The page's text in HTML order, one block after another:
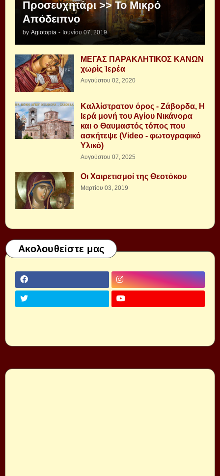
Προσευχητάρι >> Το Μικρό
Απόδειπνο
by Agiotopia - Ιουνίου 07, 2019
ΜΕΓΑΣ ΠΑΡΑΚΛΗΤΙΚΟΣ ΚΑΝΩΝ
χωρὶς Ἱερέα
Αυγούστου 02, 2020
Καλλίστρατον όρος - Ζάβορδα, Η
Ιερά μονή του Αγίου Νικάνορα
και ο Θαυμαστός τόπος που
ασκήτεψε (Video - φωτογραφικό
Υλικό)
Αυγούστου 07, 2025
Οι Χαιρετισμοί της Θεοτόκου
Μαρτίου 03, 2019
Ακολουθείστε μας